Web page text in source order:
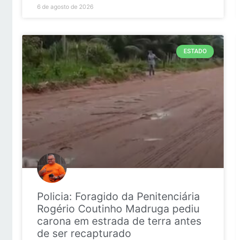
6 de agosto de 2026
ESTADO
Policia: Foragido da Penitenciária
Rogério Coutinho Madruga pediu
carona em estrada de terra antes
de ser recapturado